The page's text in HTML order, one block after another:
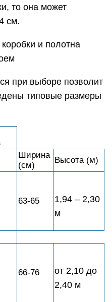
то она может
см.
и полотна
при выборе позволит
типовые размеры
Ширина
(см)
Высота (м)
63-65
1,94 – 2,30
м
66-76
от 2,10 до
2,40 м